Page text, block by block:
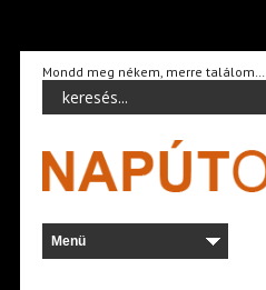
Mondd meg nékem, merre találom…